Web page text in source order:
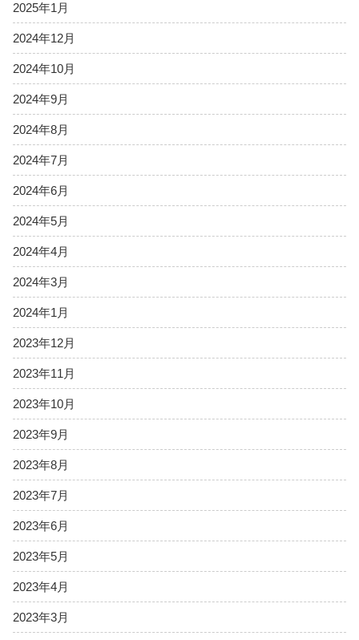
2025年1月
2024年12月
2024年10月
2024年9月
2024年8月
2024年7月
2024年6月
2024年5月
2024年4月
2024年3月
2024年1月
2023年12月
2023年11月
2023年10月
2023年9月
2023年8月
2023年7月
2023年6月
2023年5月
2023年4月
2023年3月